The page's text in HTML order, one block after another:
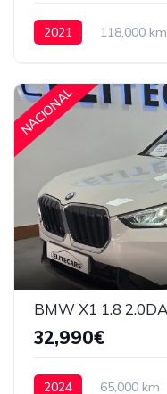
2021 118,000 km
NACIONAL
32,990€
2024 65,000 km